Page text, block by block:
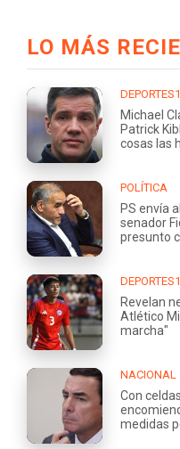
LO MÁS
Michael
Patrick
cosas las
POLÍTICA
PS envía
senador
presunto
Revelan
Atlético
marcha"
NACIONAL
Con
medidas